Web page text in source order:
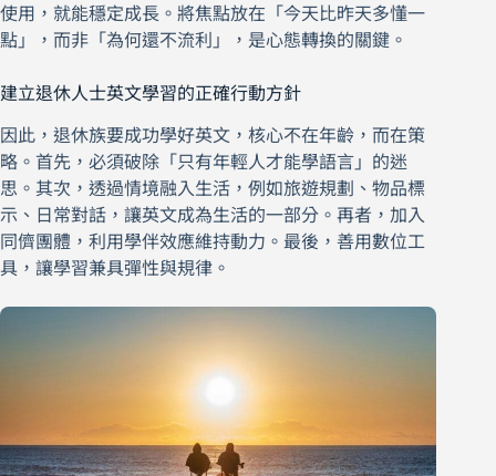
使用，就能穩定成長。將焦點放在「今天比昨天多懂一
點」，而非「為何還不流利」，是心態轉換的關鍵。
建立退休人士英文學習的正確行動方針
因此，退休族要成功學好英文，核心不在年齡，而在策
略。首先，必須破除「只有年輕人才能學語言」的迷
思。其次，透過情境融入生活，例如旅遊規劃、物品標
示、日常對話，讓英文成為生活的一部分。再者，加入
同儕團體，利用學伴效應維持動力。最後，善用數位工
具，讓學習兼具彈性與規律。